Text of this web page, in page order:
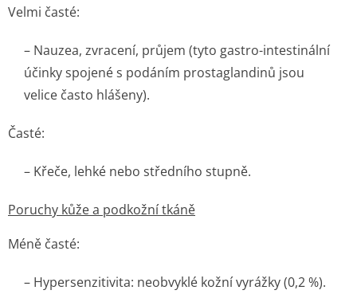
Velmi časté:
– Nauzea, zvracení, průjem (tyto gastro-intestinální
účinky spojené s podáním prostaglandinů jsou
velice často hlášeny).
Časté:
– Křeče, lehké nebo středního stupně.
Poruchy kůže a podkožní tkáně
Méně časté:
– Hypersenzitivita: neobvyklé kožní vyrážky (0,2 %).